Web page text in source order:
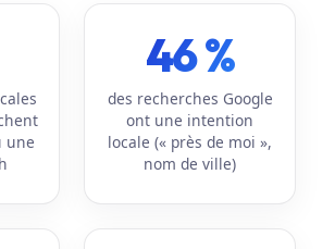
une
46 %
des recherches Google
ont une intention
locale (« près de moi »,
nom de ville)